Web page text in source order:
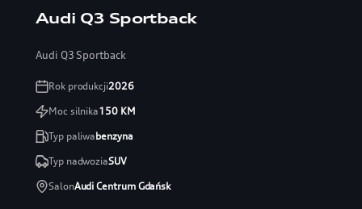
Audi Q3 Sportback
Audi Q3 Sportback
Rok produkcji2026
Moc silnika150KM
Typ paliwabenzyna
Typ nadwoziaSUV
SalonAudi Centrum Gdańsk